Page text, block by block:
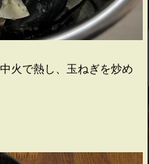
火で熱し、玉ねぎを炒め